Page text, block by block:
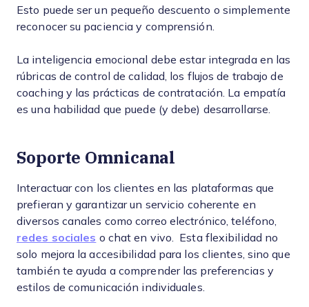
Esto puede ser un pequeño descuento o simplemente
reconocer su paciencia y comprensión.
La inteligencia emocional debe estar integrada en las
rúbricas de control de calidad, los flujos de trabajo de
coaching y las prácticas de contratación. La empatía
es una habilidad que puede (y debe) desarrollarse.
Soporte Omnicanal
Interactuar con los clientes en las plataformas que
prefieran y garantizar un servicio coherente en
diversos canales como correo electrónico, teléfono,
redes sociales o chat en vivo. Esta flexibilidad no
solo mejora la accesibilidad para los clientes, sino que
también te ayuda a comprender las preferencias y
estilos de comunicación individuales.